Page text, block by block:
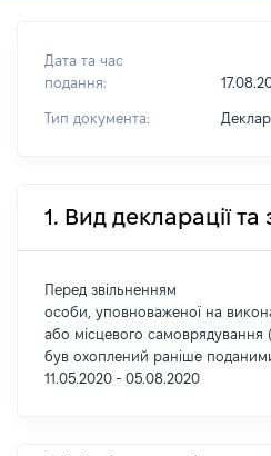
Дата та час
подання:
Тип документа:
1. Вид декларації та
Перед звільненням
особи, уповноваженої на
або місцевого самоврядування
був охоплений раніше
11.05.2020 - 05.08.2020